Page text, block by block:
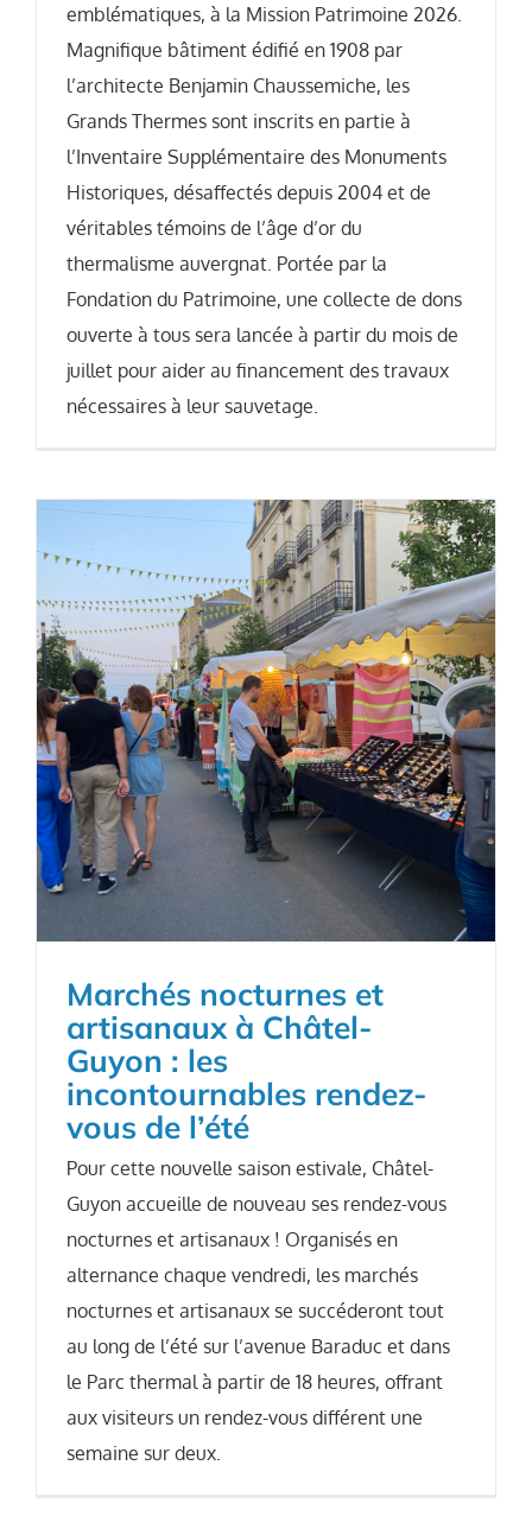
emblématiques, à la Mission Patrimoine 2026.
Magnifique bâtiment édifié en 1908 par
l’architecte Benjamin Chaussemiche, les
Grands Thermes sont inscrits en partie à
l’Inventaire Supplémentaire des Monuments
Historiques, désaffectés depuis 2004 et de
véritables témoins de l’âge d’or du
thermalisme auvergnat. Portée par la
Fondation du Patrimoine, une collecte de dons
ouverte à tous sera lancée à partir du mois de
juillet pour aider au financement des travaux
nécessaires à leur sauvetage.
Marchés nocturnes et
artisanaux à Châtel-
Guyon : les
incontournables rendez-
vous de l’été
Pour cette nouvelle saison estivale, Châtel-
Guyon accueille de nouveau ses rendez-vous
nocturnes et artisanaux ! Organisés en
alternance chaque vendredi, les marchés
nocturnes et artisanaux se succéderont tout
au long de l’été sur l’avenue Baraduc et dans
le Parc thermal à partir de 18 heures, offrant
aux visiteurs un rendez-vous différent une
semaine sur deux.